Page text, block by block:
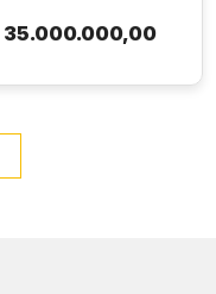
35.000.000,00